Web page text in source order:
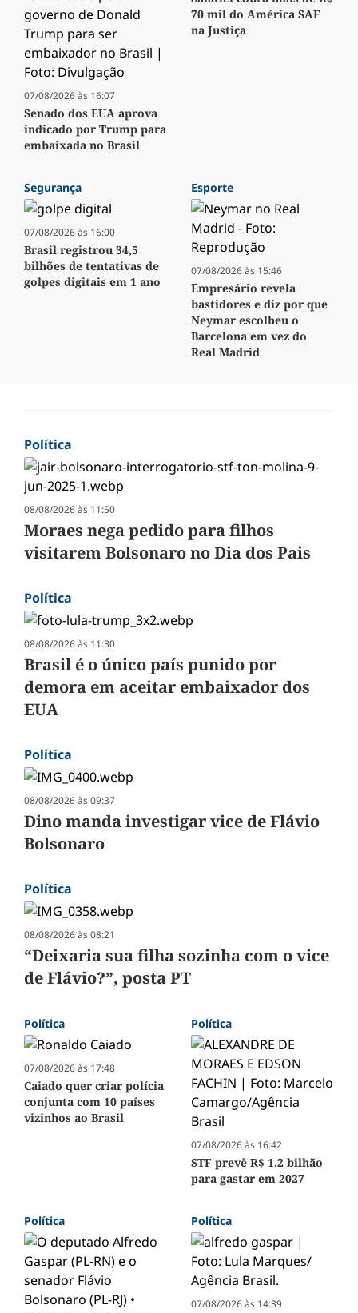
07/08/2026 às 16:07
Senado dos EUA aprova
indicado por Trump para
embaixada no Brasil
70 mil do América SAF
na Justiça
Segurança
07/08/2026 às 16:00
Brasil registrou 34,5
bilhões de tentativas de
golpes digitais em 1 ano
Esporte
07/08/2026 às 15:46
Empresário revela
bastidores e diz por que
Neymar escolheu o
Barcelona em vez do
Real Madrid
Política
08/08/2026 às 11:50
Moraes nega pedido para filhos
visitarem Bolsonaro no Dia dos Pais
Política
08/08/2026 às 11:30
Brasil é o único país punido por
demora em aceitar embaixador dos
EUA
Política
08/08/2026 às 09:37
Dino manda investigar vice de Flávio
Bolsonaro
Política
08/08/2026 às 08:21
“Deixaria sua filha sozinha com o vice
de Flávio?”, posta PT
Política
07/08/2026 às 17:48
Caiado quer criar polícia
conjunta com 10 países
vizinhos ao Brasil
Política
07/08/2026 às 16:42
STF prevê R$ 1,2 bilhão
para gastar em 2027
Política Política
07/08/2026 às 14:39